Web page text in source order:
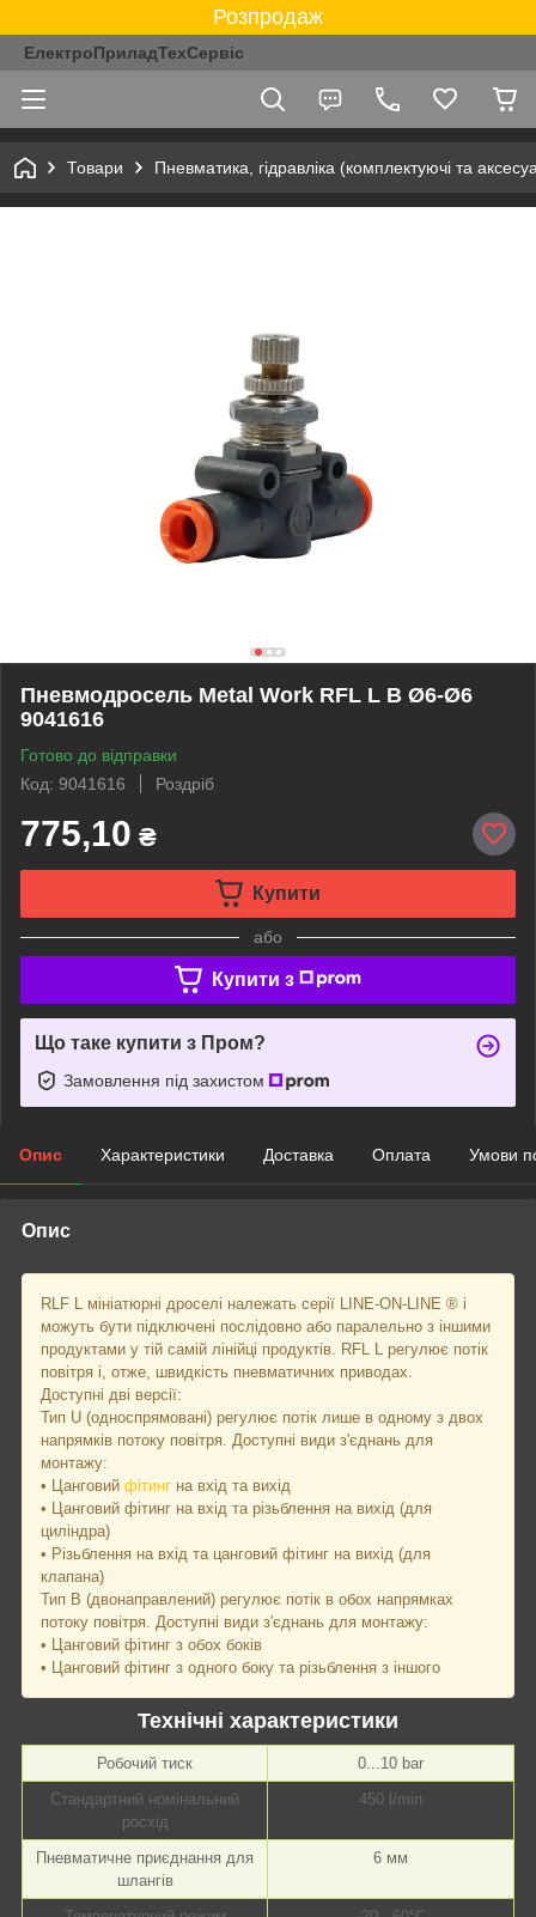
Розпродаж
ЕлектроПриладТехСервіс
Товари Пневматика, гідравліка (комплектуючі та
Пневмодросель Metal Work RFL L B Ø6-Ø6
9041616
Готово до відправки
Код: 9041616
Роздріб
775,10 ₴
Купити
або
Купити з
Що таке купити з Пром?
Замовлення під захистом
Опис Характеристики Доставка Оплата Умови
Опис
RLF L мініатюрні дроселі належать серії LINE-ON-LINE ® і
можуть бути підключені послідовно або паралельно з іншими
продуктами у тій самій лінійці продуктів. RFL L регулює потік
повітря і, отже, швидкість пневматичних приводах.
Доступні дві версії:
Тип U (односпрямовані) регулює потік лише в одному з двох
напрямків потоку повітря. Доступні види з'єднань для
монтажу:
• Цанговий фітинг на вхід та вихід
• Цанговий фітинг на вхід та різьблення на вихід (для
циліндра)
• Різьблення на вхід та цанговий фітинг на вихід (для
клапана)
Тип B (двонаправлений) регулює потік в обох напрямках
потоку повітря. Доступні види з'єднань для монтажу:
• Цанговий фітинг з обох боків
• Цанговий фітинг з одного боку та різьблення з іншого
Технічні характеристики
Робочий тиск
0...10 bar
Стандартний номінальний
росхід
450 l/min
Пневматичне приєднання для
шлангів
6 мм